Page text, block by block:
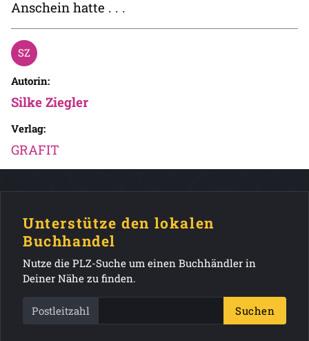
Anschein hatte . . .
Autorin:
Silke Ziegler
Verlag:
GRAFIT
Unterstütze den lokalen
Buchhandel
Nutze die PLZ-Suche um einen Buchhändler in
Deiner Nähe zu finden.
Postleitzahl Suchen